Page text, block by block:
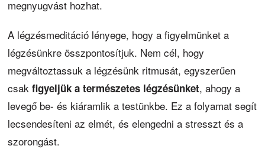
megnyugvást hozhat.
A légzésmeditáció lényege, hogy a figyelmünket a
légzésünkre összpontosítjuk. Nem cél, hogy
megváltoztassuk a légzésünk ritmusát, egyszerűen
csakfigyeljük a természetes légzésünket, ahogy a
levegő be- és kiáramlik a testünkbe. Ez a folyamat segít
lecsendesíteni az elmét, és elengedni a stresszt és a
szorongást.